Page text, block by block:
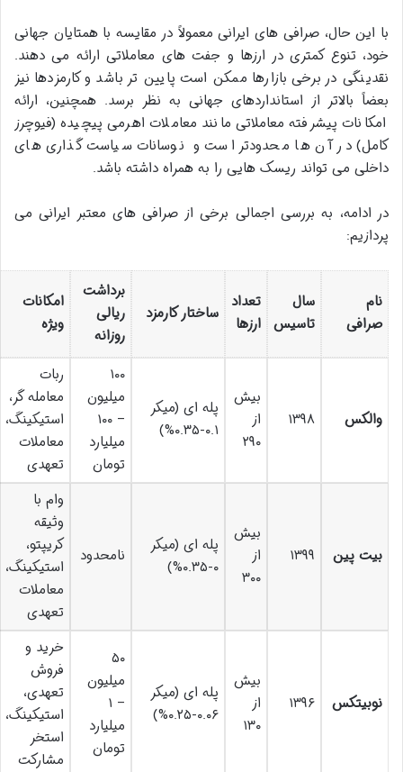
با این حال، صرافی های ایرانی معمولاً در مقایسه با همتایان جهانی
خود، تنوع کمتری در ارزها و جفت های معاملاتی ارائه می دهند.
نقدینگی در برخی بازارها ممکن است پایین تر باشد و کارمزدها نیز
بعضاً بالاتر از استانداردهای جهانی به نظر برسد. همچنین، ارائه
امکانات پیشرفته معاملاتی مانند معاملات اهرمی پیچیده (فیوچرز
کامل) در آن ها محدودتر است و نوسانات سیاست گذاری های
داخلی می تواند ریسک هایی را به همراه داشته باشد.
در ادامه، به بررسی اجمالی برخی از صرافی های معتبر ایرانی می
پردازیم:
نام
صرافی
سال
تاسیس
تعداد
ارزها
ساختار کارمزد
برداشت
ریالی
روزانه
امکانات
ویژه
والکس ۱۳۹۸
بیش
از
۲۹۰
پله ای (میکر
۰.۱-۰.۳۵%)
۱۰۰
میلیون
– ۱۰۰
میلیارد
تومان
ربات
معامله گر،
استیکینگ،
معاملات
تعهدی
بیت پین ۱۳۹۹
بیش
از
۳۰۰
پله ای (میکر
۰-۰.۳۵%)
نامحدود
وام با
وثیقه
کریپتو،
استیکینگ،
معاملات
تعهدی
نوبیتکس ۱۳۹۶
بیش
از
۱۳۰
پله ای (میکر
۰.۰۶-۰.۲۵%)
۵۰
میلیون
– ۱
میلیارد
تومان
خرید و
فروش
تعهدی،
استیکینگ،
استخر
مشارکت